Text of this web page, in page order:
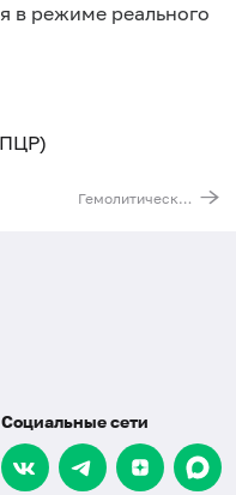
в режиме реального
Гемолитический стрептококк группы В (Streptococcus agalactiae), ДНК [реал-тайм ПЦР]
Социальные сети